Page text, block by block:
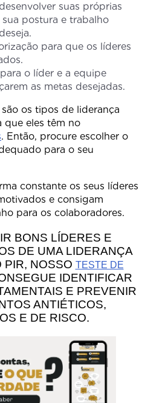
suas próprias
postura e trabalho
para que os líderes
o líder e a equipe
as metas desejadas.
os tipos de liderança
que eles têm no
. Então, procure escolher o
para o seu
constante os seus líderes
e consigam
para os colaboradores.
BONS LÍDERES E
DE UMA LIDERANÇA
PIR, NOSSO TESTE DE
IDENTIFICAR
E PREVENIR
ANTIÉTICOS,
E DE RISCO.